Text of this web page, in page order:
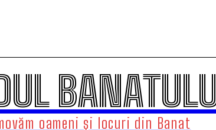
oameni și locuri din Banat